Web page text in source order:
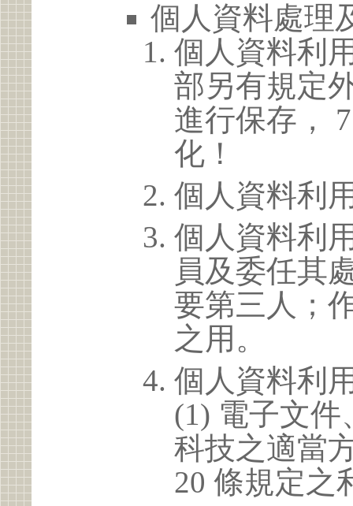
個人資料處理
個人資料利
部另有規定
進行保存，
化！
個人資料利
個人資料利
員及委任其
要第三人；
之用。
個人資料利
(1) 電子文
科技之適當
20 條規定之